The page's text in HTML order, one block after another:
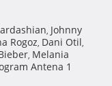
, Johnny
Rogoz, Dani Otil,
, Melania
Antena 1